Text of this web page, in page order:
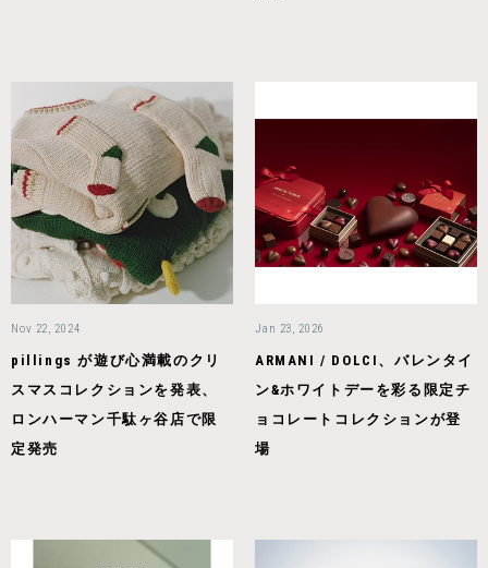
Nov 22, 2024
pillings が遊び心満載のクリ
スマスコレクションを発表、
ロンハーマン千駄ヶ谷店で限
定発売
Jan 23, 2026
ARMANI / DOLCI、バレンタイ
ン&ホワイトデーを彩る限定チ
ョコレートコレクションが登
場